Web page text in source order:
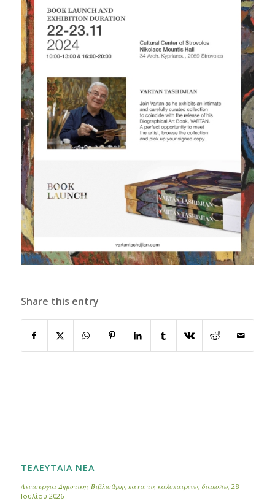
Share this entry
ΤΕΛΕΥΤΑΙΑ ΝΕΑ
Λειτουργία Δημοτικής Βιβλιοθήκης κατά τις καλοκαιρινές διακοπές 28
Ιουλίου 2026